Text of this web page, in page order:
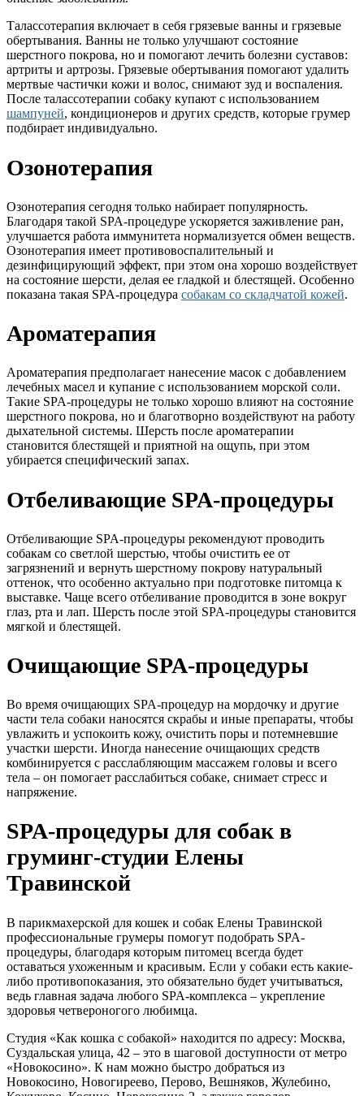
Талассотерапия включает в себя грязевые ванны и грязевые
обертывания. Ванны не только улучшают состояние
шерстного покрова, но и помогают лечить болезни суставов:
артриты и артрозы. Грязевые обертывания помогают удалить
мертвые частички кожи и волос, снимают зуд и воспаления.
После талассотерапии собаку купают с использованием
шампуней, кондиционеров и других средств, которые грумер
подбирает индивидуально.
Озонотерапия
Озонотерапия сегодня только набирает популярность.
Благодаря такой SPA-процедуре ускоряется заживление ран,
улучшается работа иммунитета нормализуется обмен веществ.
Озонотерапия имеет противовоспалительный и
дезинфицирующий эффект, при этом она хорошо воздействует
на состояние шерсти, делая ее гладкой и блестящей. Особенно
показана такая SPA-процедура собакам со складчатой кожей.
Ароматерапия
Ароматерапия предполагает нанесение масок с добавлением
лечебных масел и купание с использованием морской соли.
Такие SPA-процедуры не только хорошо влияют на состояние
шерстного покрова, но и благотворно воздействуют на работу
дыхательной системы. Шерсть после ароматерапии
становится блестящей и приятной на ощупь, при этом
убирается специфический запах.
Отбеливающие SPA-процедуры
Отбеливающие SPA-процедуры рекомендуют проводить
собакам со светлой шерстью, чтобы очистить ее от
загрязнений и вернуть шерстному покрову натуральный
оттенок, что особенно актуально при подготовке питомца к
выставке. Чаще всего отбеливание проводится в зоне вокруг
глаз, рта и лап. Шерсть после этой SPA-процедуры становится
мягкой и блестящей.
Очищающие SPA-процедуры
Во время очищающих SPA-процедур на мордочку и другие
части тела собаки наносятся скрабы и иные препараты, чтобы
увлажить и успокоить кожу, очистить поры и потемневшие
участки шерсти. Иногда нанесение очищающих средств
комбинируется с расслабляющим массажем головы и всего
тела – он помогает расслабиться собаке, снимает стресс и
напряжение.
SPA-процедуры для собак в
груминг-студии Елены
Травинской
В парикмахерской для кошек и собак Елены Травинской
профессиональные грумеры помогут подобрать SPA-
процедуры, благодаря которым питомец всегда будет
оставаться ухоженным и красивым. Если у собаки есть какие-
либо противопоказания, это обязательно будет учитываться,
ведь главная задача любого SPA-комплекса – укрепление
здоровья четвероногого любимца.
Студия «Как кошка с собакой» находится по адресу: Москва,
Суздальская улица, 42 – это в шаговой доступности от метро
«Новокосино». К нам можно быстро добраться из
Новокосино, Новогиреево, Перово, Вешняков, Жулебино,